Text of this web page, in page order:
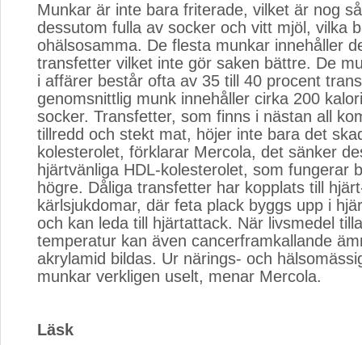
Munkar är inte bara friterade, vilket är nog
dessutom fulla av socker och vitt mjöl, vilka
ohälsosamma. De flesta munkar innehåller
transfetter vilket inte gör saken bättre. De
i affärer består ofta av 35 till 40 procent
genomsnittlig munk innehåller cirka 200
socker. Transfetter, som finns i nästan all
tillredd och stekt mat, höjer inte bara det
kolesterolet, förklarar Mercola, det sänker
hjärtvänliga HDL-kolesterolet, som fungerar
högre. Dåliga transfetter har kopplats till
kärlsjukdomar, där feta plack byggs upp i
och kan leda till hjärtattack. När livsmedel
temperatur kan även cancerframkallande
akrylamid bildas. Ur närings- och
munkar verkligen uselt, menar Mercola.
Läsk